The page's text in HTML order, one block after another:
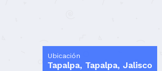
Ubicación
Tapalpa, Tapalpa, Jalisco